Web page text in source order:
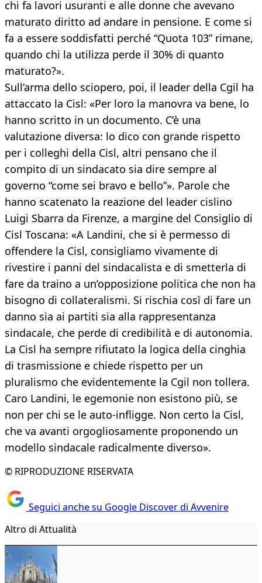
chi fa lavori usuranti e alle donne che avevano
maturato diritto ad andare in pensione. E come si
fa a essere soddisfatti perché “Quota 103” rimane,
quando chi la utilizza perde il 30% di quanto
maturato?».
Sull’arma dello sciopero, poi, il leader della Cgil ha
attaccato la Cisl: «Per loro la manovra va bene, lo
hanno scritto in un documento. C’è una
valutazione diversa: lo dico con grande rispetto
per i colleghi della Cisl, altri pensano che il
compito di un sindacato sia dire sempre al
governo “come sei bravo e bello”». Parole che
hanno scatenato la reazione del leader cislino
Luigi Sbarra da Firenze, a margine del Consiglio di
Cisl Toscana: «A Landini, che si è permesso di
offendere la Cisl, consigliamo vivamente di
rivestire i panni del sindacalista e di smetterla di
fare da traino a un’opposizione politica che non ha
bisogno di collateralismi. Si rischia così di fare un
danno sia ai partiti sia alla rappresentanza
sindacale, che perde di credibilità e di autonomia.
La Cisl ha sempre rifiutato la logica della cinghia
di trasmissione e chiede rispetto per un
pluralismo che evidentemente la Cgil non tollera.
Caro Landini, le egemonie non esistono più, se
non per chi se le auto-infligge. Non certo la Cisl,
che va avanti orgogliosamente proponendo un
modello sindacale radicalmente diverso».
© RIPRODUZIONE RISERVATA
Seguici anche su Google Discover di Avvenire
Altro di Attualità